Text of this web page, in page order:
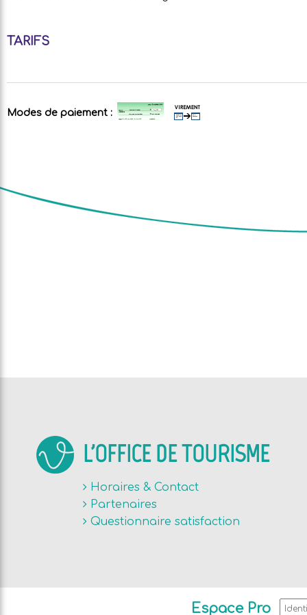
TARIFS
Modes de paiement :
L'OFFICE DE TOURISME
Horaires & Contact
Partenaires
Questionnaire satisfaction
Espace Pro